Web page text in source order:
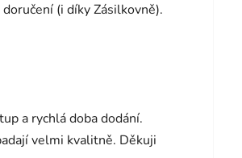
(i díky Zásilkovně).
je 5 z 5 hvězdiček.
a rychlá doba dodání.
velmi kvalitně. Děkuji